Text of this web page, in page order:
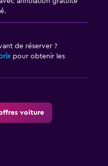
de réserver ?
pour obtenir les
voiture